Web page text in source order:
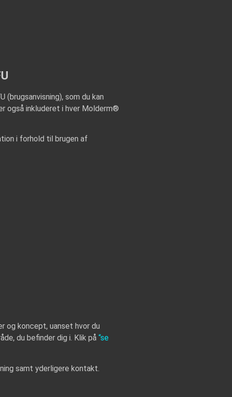
(brugsanvisning), som du kan
også inkluderet i hver Molderm®
i forhold til brugen af
koncept, uanset hvor du
du befinder dig i. Klik på “se
samt yderligere kontakt.